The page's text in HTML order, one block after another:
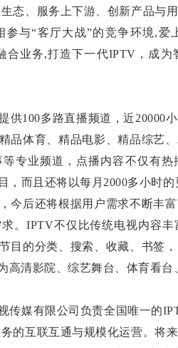
态、服务上下游、创新产品与
与“客厅大战”的竞争环境,爱
合业务,打造下一代IPTV，成为
100多路直播频道，近20000
品体育、精品电影、精品综艺
专业频道，点播内容不仅有
，而且还将以每月2000多小时
今后还将根据用户需求不断丰
。IPTV不仅比传统电视内容
目的分类、搜索、收藏、书签
清影院、综艺舞台、体育看台
媒有限公司负责全国唯一的
的互联互通与规模化运营。将